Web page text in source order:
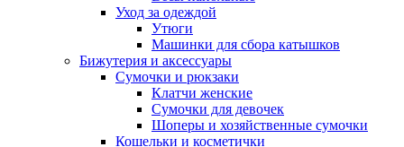
Уход за одеждой
Утюги
Машинки для сбора катышков
Бижутерия и аксессуары
Сумочки и рюкзаки
Клатчи женские
Сумочки для девочек
Шоперы и хозяйственные сумочки
Кошельки и косметички